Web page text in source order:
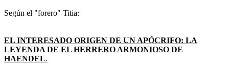
Según el "forero" Titia:
EL INTERESADO ORIGEN DE UN APÓCRIFO: LA
LEYENDA DE EL HERRERO ARMONIOSO DE
HAENDEL.